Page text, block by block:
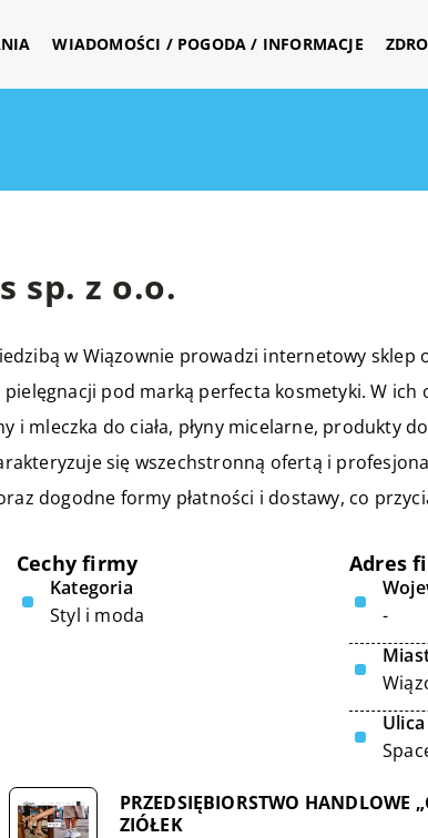
WIADOMOŚCI / POGODA / INFORMACJE
sp. z o.o.
w Wiązownie prowadzi internetowy sklep
pod marką perfecta kosmetyki. W ich
i mleczka do ciała, płyny micelarne, produkty
się wszechstronną ofertą i
dogodne formy płatności i dostawy, co
Cechy firmy
Kategoria
Styl i moda
Adres
-
Ulica
PRZEDSIĘBIORSTWO HANDLOWE
ZIÓŁEK